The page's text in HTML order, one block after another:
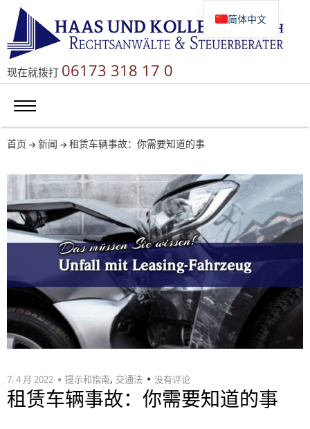
现在就拨打 06173 318 17 0
首页 新闻 租赁车辆事故：你需要知道的事
7. 4 月 2022 提示和指南, 交通法 没有评论
租赁车辆事故：你需要知道的事
简体中文
Deutsch
Русский